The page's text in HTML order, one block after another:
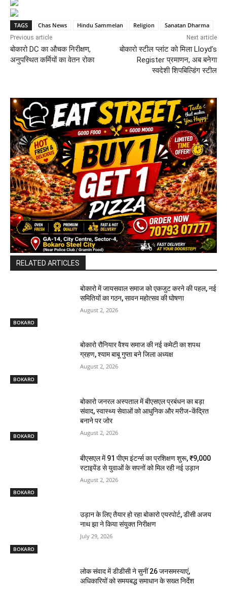
TAGS Chas News Hindu Sammelan Religion Sanatan Dharma
Previous article
बोकारो DC का औचक निरीक्षण,
अनुपस्थित कर्मियों का वेतन रोका
Next article
बोकारो स्टील प्लांट को मिला Lloyd’s
Register प्रमाणन, अब बनेगा
स्वदेशी शिपबिल्डिंग स्टील
RELATED ARTICLES
BOKARO
बोकारो में जायसवाल समाज को एकजुट करने की पहल, नई
समितियों का गठन, सावन महोत्सव की घोषणा
August 2, 2026
BOKARO
बोकारो रौनियार वैश्य समाज की नई कमेटी का शपथ
ग्रहण, श्याम बाबू गुप्ता बने जिला अध्यक्ष
August 2, 2026
BOKARO
बोकारो जनरल अस्पताल में बीएसएल प्रबंधन का बड़ा
संवाद, स्वास्थ्य सेवाओं को आधुनिक और मरीज-केंद्रित
बनाने पर जोर
August 2, 2026
BOKARO
बीएसएल में 91 पीएम इंटर्न्स का प्रशिक्षण शुरू, ₹9,000
स्टाइपेंड से युवाओं के सपनों को मिल रही नई उड़ान
August 2, 2026
BOKARO
उड़ान के लिए तैयार हो रहा बोकारो एयरपोर्ट, डीसी अजय
नाथ झा ने किया संयुक्त निरीक्षण
July 29, 2026
लोक संवाद में डीडीसी ने सुनीं 26 जनसमस्याएं,
अधिकारियों को समयबद्ध समाधान के सख्त निर्देश